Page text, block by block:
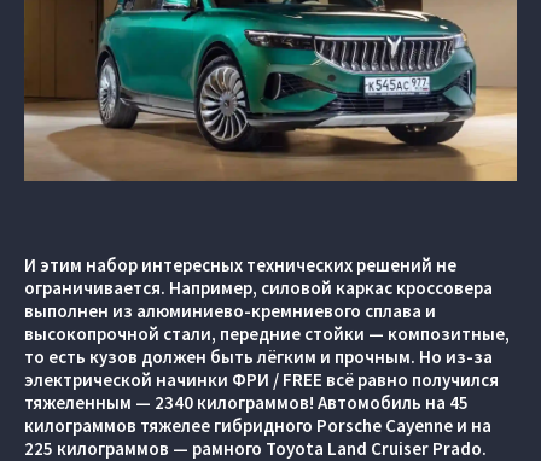
И этим набор интересных технических решений не
ограничивается. Например, силовой каркас кроссовера
выполнен из алюминиево-кремниевого сплава и
высокопрочной стали, передние стойки — композитные,
то есть кузов должен быть лёгким и прочным. Но из-за
электрической начинки ФРИ / FREE всё равно получился
тяжеленным — 2340 килограммов! Автомобиль на 45
килограммов тяжелее гибридного Porsche Cayenne и на
225 килограммов — рамного Toyota Land Cruiser Prado.